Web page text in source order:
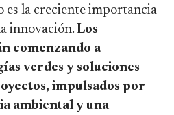
la creciente importancia
innovación. Los
comenzando a
verdes y soluciones
impulsados por
ambiental y una